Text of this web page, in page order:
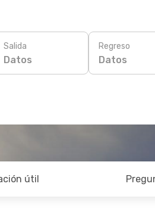
Salida
Datos
Regreso
Datos
útil